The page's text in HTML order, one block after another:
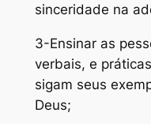
sinceridade na
3-Ensinar as
verbais, e
sigam seus
Deus;